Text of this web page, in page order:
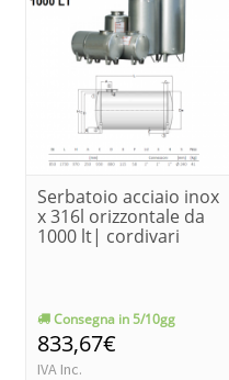
Serbatoio acciaio inox
x 316l orizzontale da
1000 lt| cordivari
Consegna in 5/10gg
833,67€
IVA Inc.